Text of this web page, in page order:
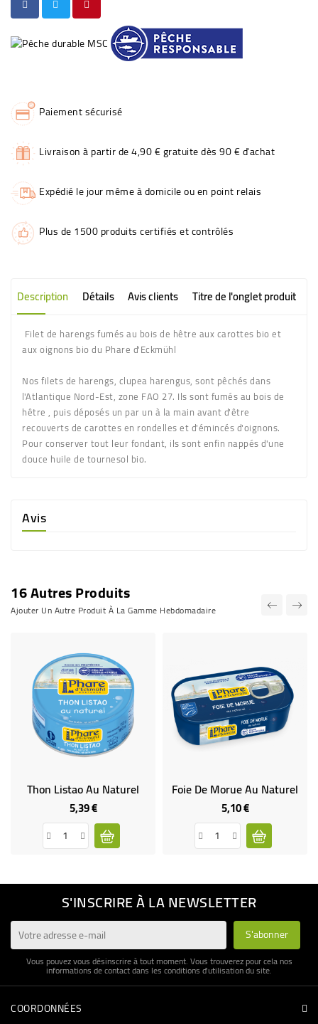
Paiement sécurisé
Livraison à partir de 4,90 € gratuite dès 90 € d'achat
Expédié le jour même à domicile ou en point relais
Plus de 1500 produits certifiés et contrôlés
Description Détails Avis clients Titre de l'onglet produit
Filet de harengs fumés au bois de hêtre aux carottes bio et
aux oignons bio du Phare d'Eckmühl
Nos filets de harengs, clupea harengus, sont pêchés dans
l'Atlantique Nord-Est, zone FAO 27. Ils sont fumés au bois de
hêtre , puis déposés un par un à la main avant d'être
recouverts de carottes en rondelles et d'émincés d'oignons.
Pour conserver tout leur fondant, ils sont enfin nappés d'une
douce huile de tournesol bio.
Avis
16 Autres Produits
Ajouter Un Autre Produit À La Gamme Hebdomadaire
Thon Listao Au Naturel
5,39 €Prix
Foie De Morue Au Naturel
5,10 €Prix
S'INSCRIRE À LA NEWSLETTER
Vous pouvez vous désinscrire à tout moment. Vous trouverez pour cela nos
informations de contact dans les conditions d'utilisation du site.
COORDONNÉES